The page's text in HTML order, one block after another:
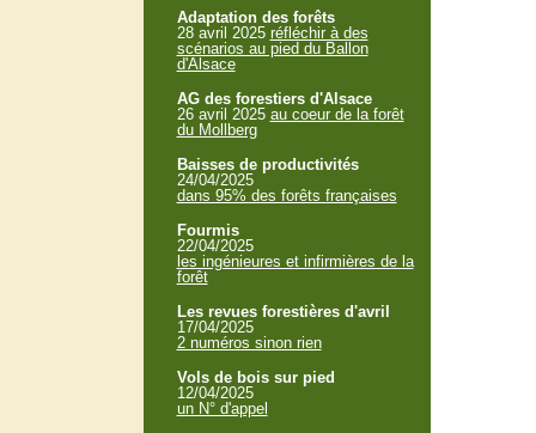
Adaptation des forêts
28 avril 2025 réfléchir à des
scénarios au pied du Ballon
d'Alsace
AG des forestiers d'Alsace
26 avril 2025 au coeur de la forêt
du Mollberg
Baisses de productivités
24/04/2025
dans 95% des forêts françaises
Fourmis
22/04/2025
les ingénieures et infirmières de la
forêt
Les revues forestières d'avril
17/04/2025
2 numéros sinon rien
Vols de bois sur pied
12/04/2025
un N° d'appel